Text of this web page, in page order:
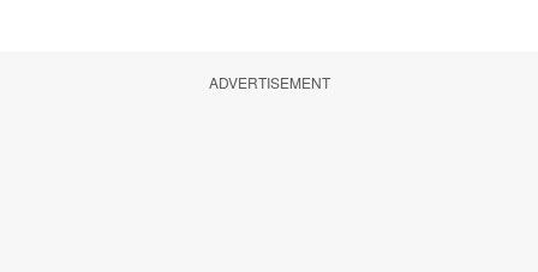
ADVERTISEMENT